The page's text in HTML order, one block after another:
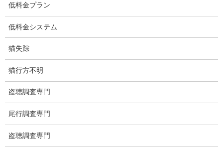
ストーカー調査
待ち伏せ
集団ストーカー
GPS発見調査
盗難車両調査
盗撮犯防止対策調査
低料金プラン
低料金システム
猫失踪
猫行方不明
盗聴調査専門
尾行調査専門
盗聴調査専門